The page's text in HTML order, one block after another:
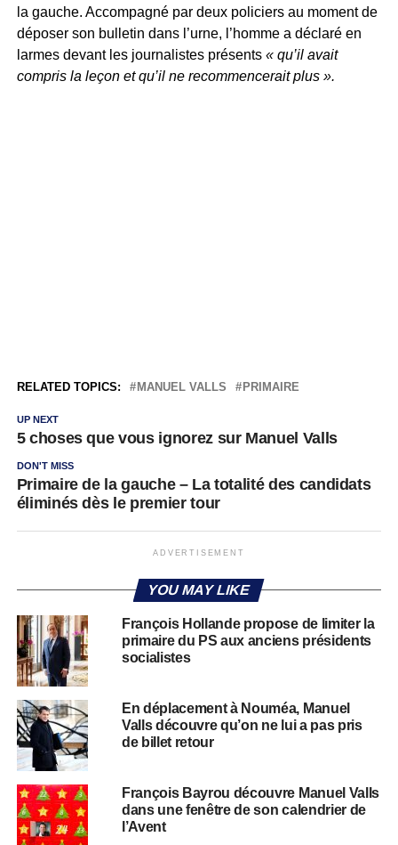
la gauche. Accompagné par deux policiers au moment de
déposer son bulletin dans l’urne, l’homme a déclaré en
larmes devant les journalistes présents « qu’il avait
compris la leçon et qu’il ne recommencerait plus ».
RELATED TOPICS: MANUEL VALLS PRIMAIRE
UP NEXT
5 choses que vous ignorez sur Manuel Valls
DON'T MISS
Primaire de la gauche – La totalité des candidats
éliminés dès le premier tour
ADVERTISEMENT
YOU MAY LIKE
François Hollande propose de limiter la
primaire du PS aux anciens présidents
socialistes
En déplacement à Nouméa, Manuel
Valls découvre qu’on ne lui a pas pris
de billet retour
François Bayrou découvre Manuel Valls
dans une fenêtre de son calendrier de
l’Avent